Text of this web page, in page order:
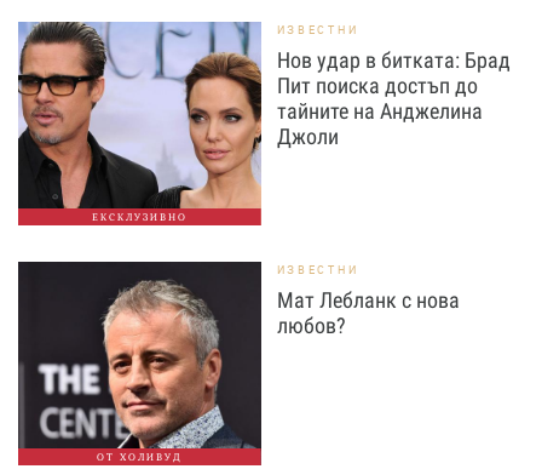
ЕКСКЛУЗИВНО
ИЗВЕСТНИ
Нов удар в битката: Брад
Пит поиска достъп до
тайните на Анджелина
Джоли
ОТ ХОЛИВУД
ИЗВЕСТНИ
Мат Лебланк с нова
любов?